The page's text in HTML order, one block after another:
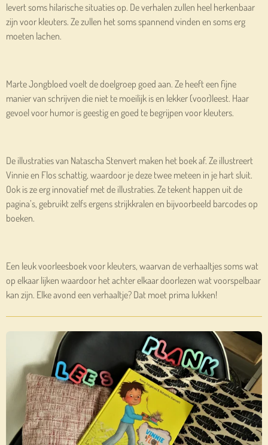
levert soms hilarische situaties op. De verhalen zullen heel herkenbaar
zijn voor kleuters. Ze zullen het soms spannend vinden en soms erg
moeten lachen.
Marte Jongbloed voelt de doelgroep goed aan. Ze heeft een fijne
manier van schrijven die niet te moeilijk is en lekker (voor)leest. Haar
gevoel voor humor is geestig en goed te begrijpen voor kleuters.
De illustraties van Natascha Stenvert maken het boek af. Ze illustreert
Vinnie en Flos schattig, waardoor je deze twee meteen in je hart sluit.
Ook is ze erg innovatief met de illustraties. Ze tekent happen uit de
pagina’s, gebruikt zelfs ergens strijkkralen en bijvoorbeeld barcodes op
boeken.
Een leuk voorleesboek voor kleuters, waarvan de verhaaltjes soms wat
op elkaar lijken waardoor het achter elkaar doorlezen wat voorspelbaar
kan zijn. Elke avond een verhaaltje? Dat moet prima lukken!